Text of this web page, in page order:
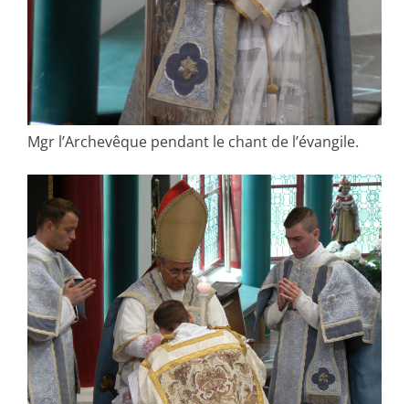
Mgr l’Archevêque pendant le chant de l’évangile.